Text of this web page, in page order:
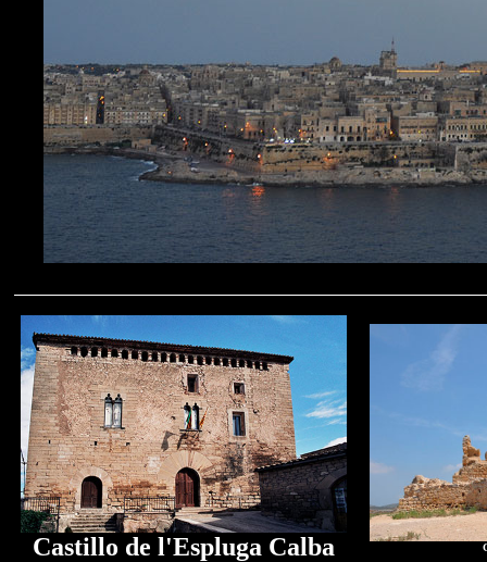
Castillo de l'Espluga Calba